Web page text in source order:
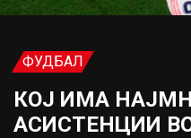
ФУДБАЛ
КОЈ ИМА
АСИСТЕНЦИИ